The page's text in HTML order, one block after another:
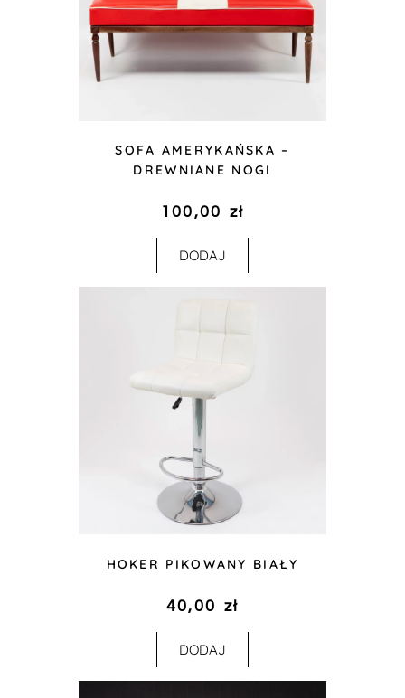
SOFA AMERYKAŃSKA –
DREWNIANE NOGI
100,00 zł
DODAJ
HOKER PIKOWANY BIAŁY
40,00 zł
DODAJ